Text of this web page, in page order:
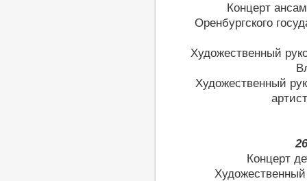
Концерт
Оренбургского
Художественный
Художественный
Концерт